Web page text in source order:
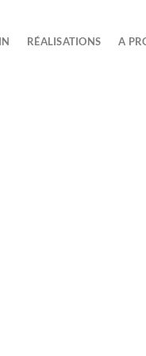
RÉALISATIONS A